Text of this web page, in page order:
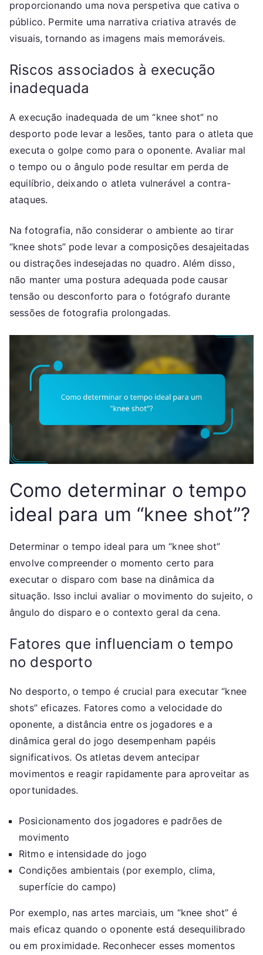
proporcionando uma nova perspetiva que cativa o
público. Permite uma narrativa criativa através de
visuais, tornando as imagens mais memoráveis.
Riscos associados à execução
inadequada
A execução inadequada de um “knee shot” no
desporto pode levar a lesões, tanto para o atleta que
executa o golpe como para o oponente. Avaliar mal
o tempo ou o ângulo pode resultar em perda de
equilíbrio, deixando o atleta vulnerável a contra-
ataques.
Na fotografia, não considerar o ambiente ao tirar
“knee shots” pode levar a composições desajeitadas
ou distrações indesejadas no quadro. Além disso,
não manter uma postura adequada pode causar
tensão ou desconforto para o fotógrafo durante
sessões de fotografia prolongadas.
Como determinar o tempo
ideal para um “knee shot”?
Determinar o tempo ideal para um “knee shot”
envolve compreender o momento certo para
executar o disparo com base na dinâmica da
situação. Isso inclui avaliar o movimento do sujeito, o
ângulo do disparo e o contexto geral da cena.
Fatores que influenciam o tempo
no desporto
No desporto, o tempo é crucial para executar “knee
shots” eficazes. Fatores como a velocidade do
oponente, a distância entre os jogadores e a
dinâmica geral do jogo desempenham papéis
significativos. Os atletas devem antecipar
movimentos e reagir rapidamente para aproveitar as
oportunidades.
Posicionamento dos jogadores e padrões de
movimento
Ritmo e intensidade do jogo
Condições ambientais (por exemplo, clima,
superfície do campo)
Por exemplo, nas artes marciais, um “knee shot” é
mais eficaz quando o oponente está desequilibrado
ou em proximidade. Reconhecer esses momentos